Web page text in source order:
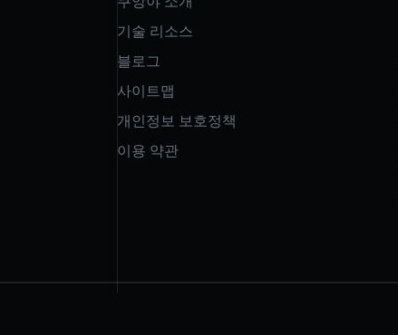
기술 리소스
블로그
사이트맵
개인정보 보호정책
이용 약관